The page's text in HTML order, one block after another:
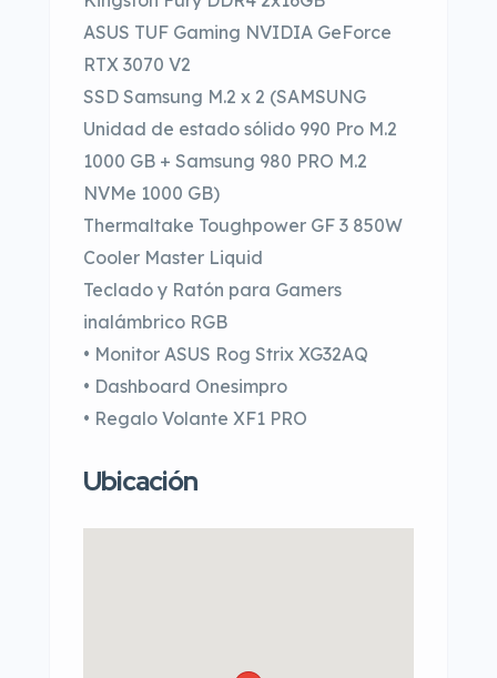
ASUS TUF Gaming NVIDIA GeForce
RTX 3070 V2
SSD Samsung M.2 x 2 (SAMSUNG
Unidad de estado sólido 990 Pro M.2
1000 GB + Samsung 980 PRO M.2
NVMe 1000 GB)
Thermaltake Toughpower GF 3 850W
Cooler Master Liquid
Teclado y Ratón para Gamers
inalámbrico RGB
• Monitor ASUS Rog Strix XG32AQ
• Dashboard Onesimpro
• Regalo Volante XF1 PRO
Ubicación